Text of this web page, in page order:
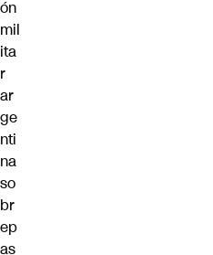
ón
mil
ita
r
ar
ge
nti
na
so
br
ep
as